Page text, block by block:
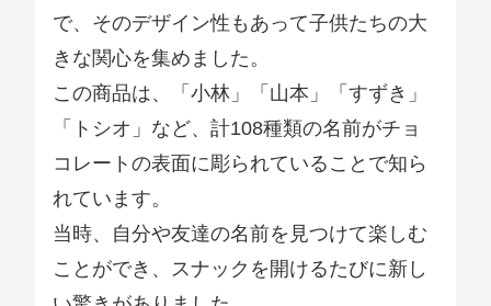
で、そのデザイン性もあって子供たちの大
きな関心を集めました。
この商品は、「小林」「山本」「すずき」
「トシオ」など、計108種類の名前がチョ
コレートの表面に彫られていることで知ら
れています。
当時、自分や友達の名前を見つけて楽しむ
ことができ、スナックを開けるたびに新し